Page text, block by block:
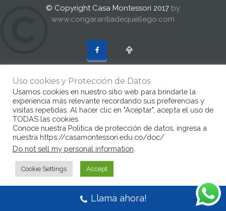
© Copyright Casa Montessori 2017 by
www.congarantiadequellego.com
Uso cookies y Protección de Datos
Usamos cookies en nuestro sitio web para brindarle la
experiencia más relevante recordando sus preferencias y
visitas repetidas. Al hacer clic en "Aceptar", acepta el uso de
TODAS las cookies.
Conoce nuestra Politica de protección de datos, ingresa a
nuestra https://casamontessori.edu.co/doc/
Do not sell my personal information
Cookie Settings Accept
Llama ahora!